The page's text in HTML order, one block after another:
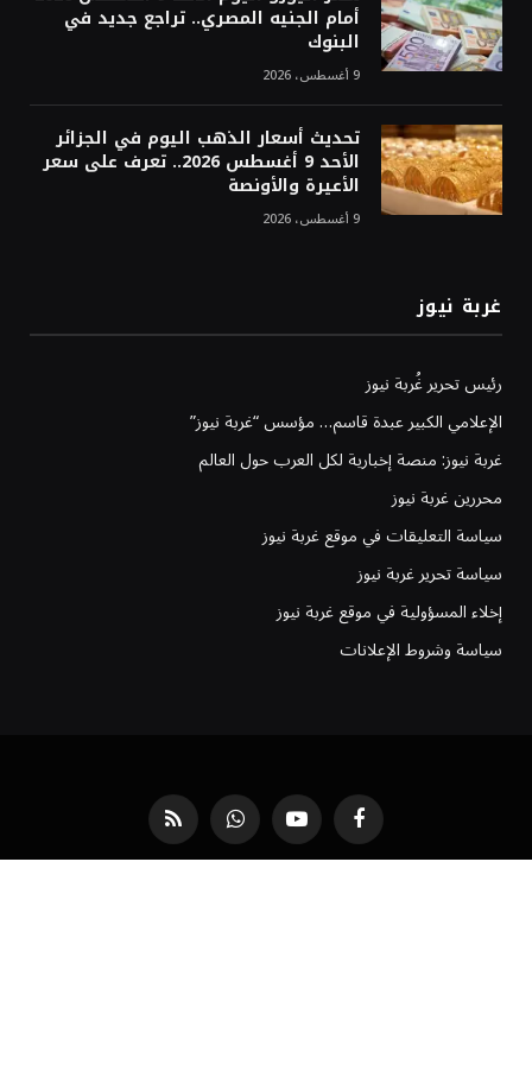
أمام الجنيه المصري.. تراجع جديد في
البنوك
9 أغسطس، 2026
تحديث أسعار الذهب اليوم في الجزائر
الأحد 9 أغسطس 2026.. تعرف على سعر
الأعيرة والأونصة
9 أغسطس، 2026
غربة نيوز
رئيس تحرير غُربة نيوز
الإعلامي الكبير عبدة قاسم… مؤسس “غربة نيوز”
غربة نيوز: منصة إخبارية لكل العرب حول العالم
محررين غربة نيوز
سياسة التعليقات في موقع غربة نيوز
سياسة تحرير غربة نيوز
إخلاء المسؤولية في موقع غربة نيوز
سياسة وشروط الإعلانات
فيسبوك يوتيوب واتساب RSS